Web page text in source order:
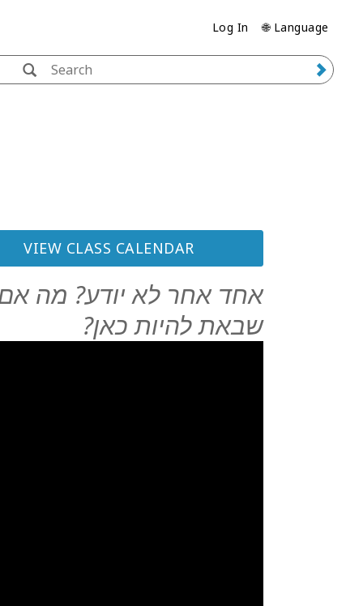
Log In 🌐 Language
VIEW CLASS CALENDAR
אחד אחר לא יודע? מה
שבאת להיות כאן?